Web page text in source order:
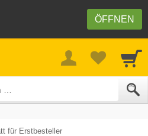
ÖFFNEN
für Erstbesteller